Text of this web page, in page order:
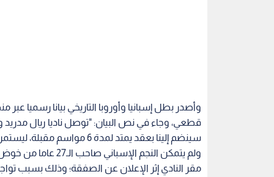
وأصدر بطل إسبانيا وأوروبا التاريخي بيانا رسميا
قطعي، وجاء في نص البيان: "توصل ناديا ريال مدريد
سينضم إلينا بعقد يمتد لمدة 6 مواسم مقبلة، ليستمر حتى 30 يونيو/ حزيران 2032".
ولم يتمكن النجم
مقر النادي إثر الإعلان عن الصفقة؛ وذلك بسبب